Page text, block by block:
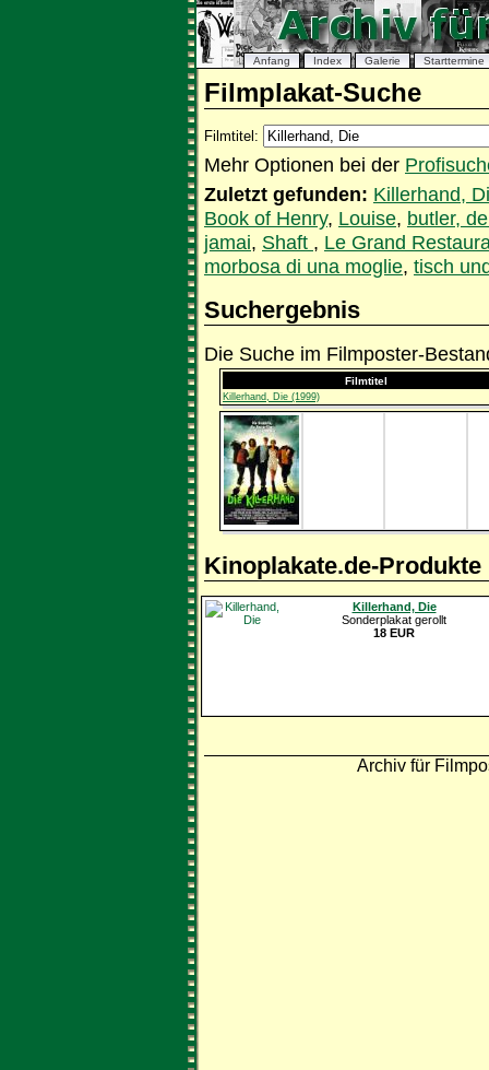
Anfang Index Galerie Starttermine
Filmplakat-Suche
Filmtitel:
Mehr Optionen bei der
Zuletzt gefunden: Killerhand,
Book of Henry, Louise, butler,
jamai, Shaft , Le Grand
morbosa di una moglie, tisch
Suchergebnis
Die Suche im Filmposter-
Filmtitel
Killerhand, Die (1999)
Kinoplakate.de-Produkte
Killerhand, Die
Sonderplakat gerollt
18 EUR
Archiv für